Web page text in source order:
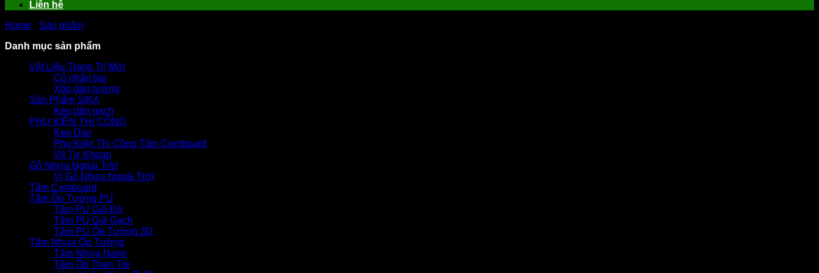
Liên hệ
Home
Sản phẩm
Danh mục sản phẩm
Vật Liệu Trang Trí Mới
Cỏ nhân tạo
Xốp dán tường
Sản Phẩm SIKA
Keo dán gạch
PHỤ KIỆN THI CÔNG
Keo Dán
Phụ Kiện Thi Công Tấm Cemboard
Vít Tự Khoan
Gỗ Nhựa Ngoài Trời
Vỉ Gỗ Nhựa Ngoài Trời
Tấm Cemboard
Tấm Ốp Tường PU
Tấm PU Giả Đá
Tấm PU Giả Gạch
Tấm PU Ốp Tường 3D
Tấm Nhựa Ốp Tường
Tấm Nhựa Nano
Tấm Ốp Than Tre